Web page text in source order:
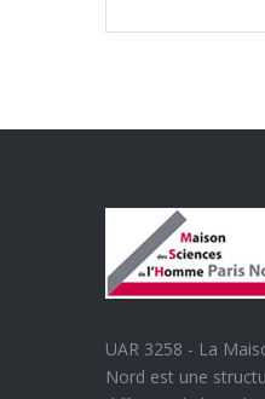
UAR 3258 - La
Nord est une